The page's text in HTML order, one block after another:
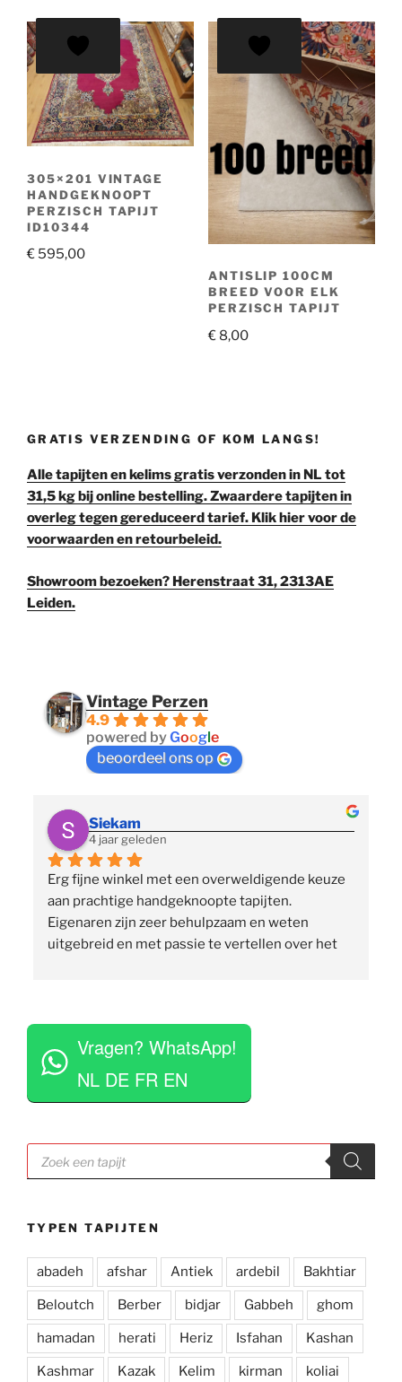
305×201 VINTAGE
HANDGEKNOOPT
PERZISCH TAPIJT
ID10344
€ 595,00
ANTISLIP 100CM
BREED VOOR ELK
PERZISCH TAPIJT
€8,00
GRATIS VERZENDING OF KOM LANGS!
Alle tapijten en kelims gratis verzonden in NL tot
31,5 kg bij online bestelling. Zwaardere tapijten in
overleg tegen gereduceerd tarief. Klik hier voor de
voorwaarden en retourbeleid.
Showroom bezoeken? Herenstraat 31, 2313AE
Leiden.
Vintage Perzen
4.9
powered byGoogle
beoordeel ons op
Siekam
4 jaar geleden
Erg fijne winkel met een overweldigende keuze
aan prachtige handgeknoopte tapijten.
Eigenaren zijn zeer behulpzaam en weten
uitgebreid en met passie te vertellen over het
tapijten voor je uit te rollen. Tegelijkertijd niet
opdringerig en geven je rustig de tijd om je
eigen keuze te maken. Tevens erg competitieve
prijzen. Al met al een zeer positieve ervaring en
Vragen? WhatsApp!
NL DE FR EN
Producten
zoeken
TYPEN TAPIJTEN
abadeh afshar Antiek ardebil Bakhtiar
Beloutch Berber bidjar Gabbeh ghom
hamadan herati Heriz Isfahan Kashan
Kashmar Kazak Kelim kirman koliai